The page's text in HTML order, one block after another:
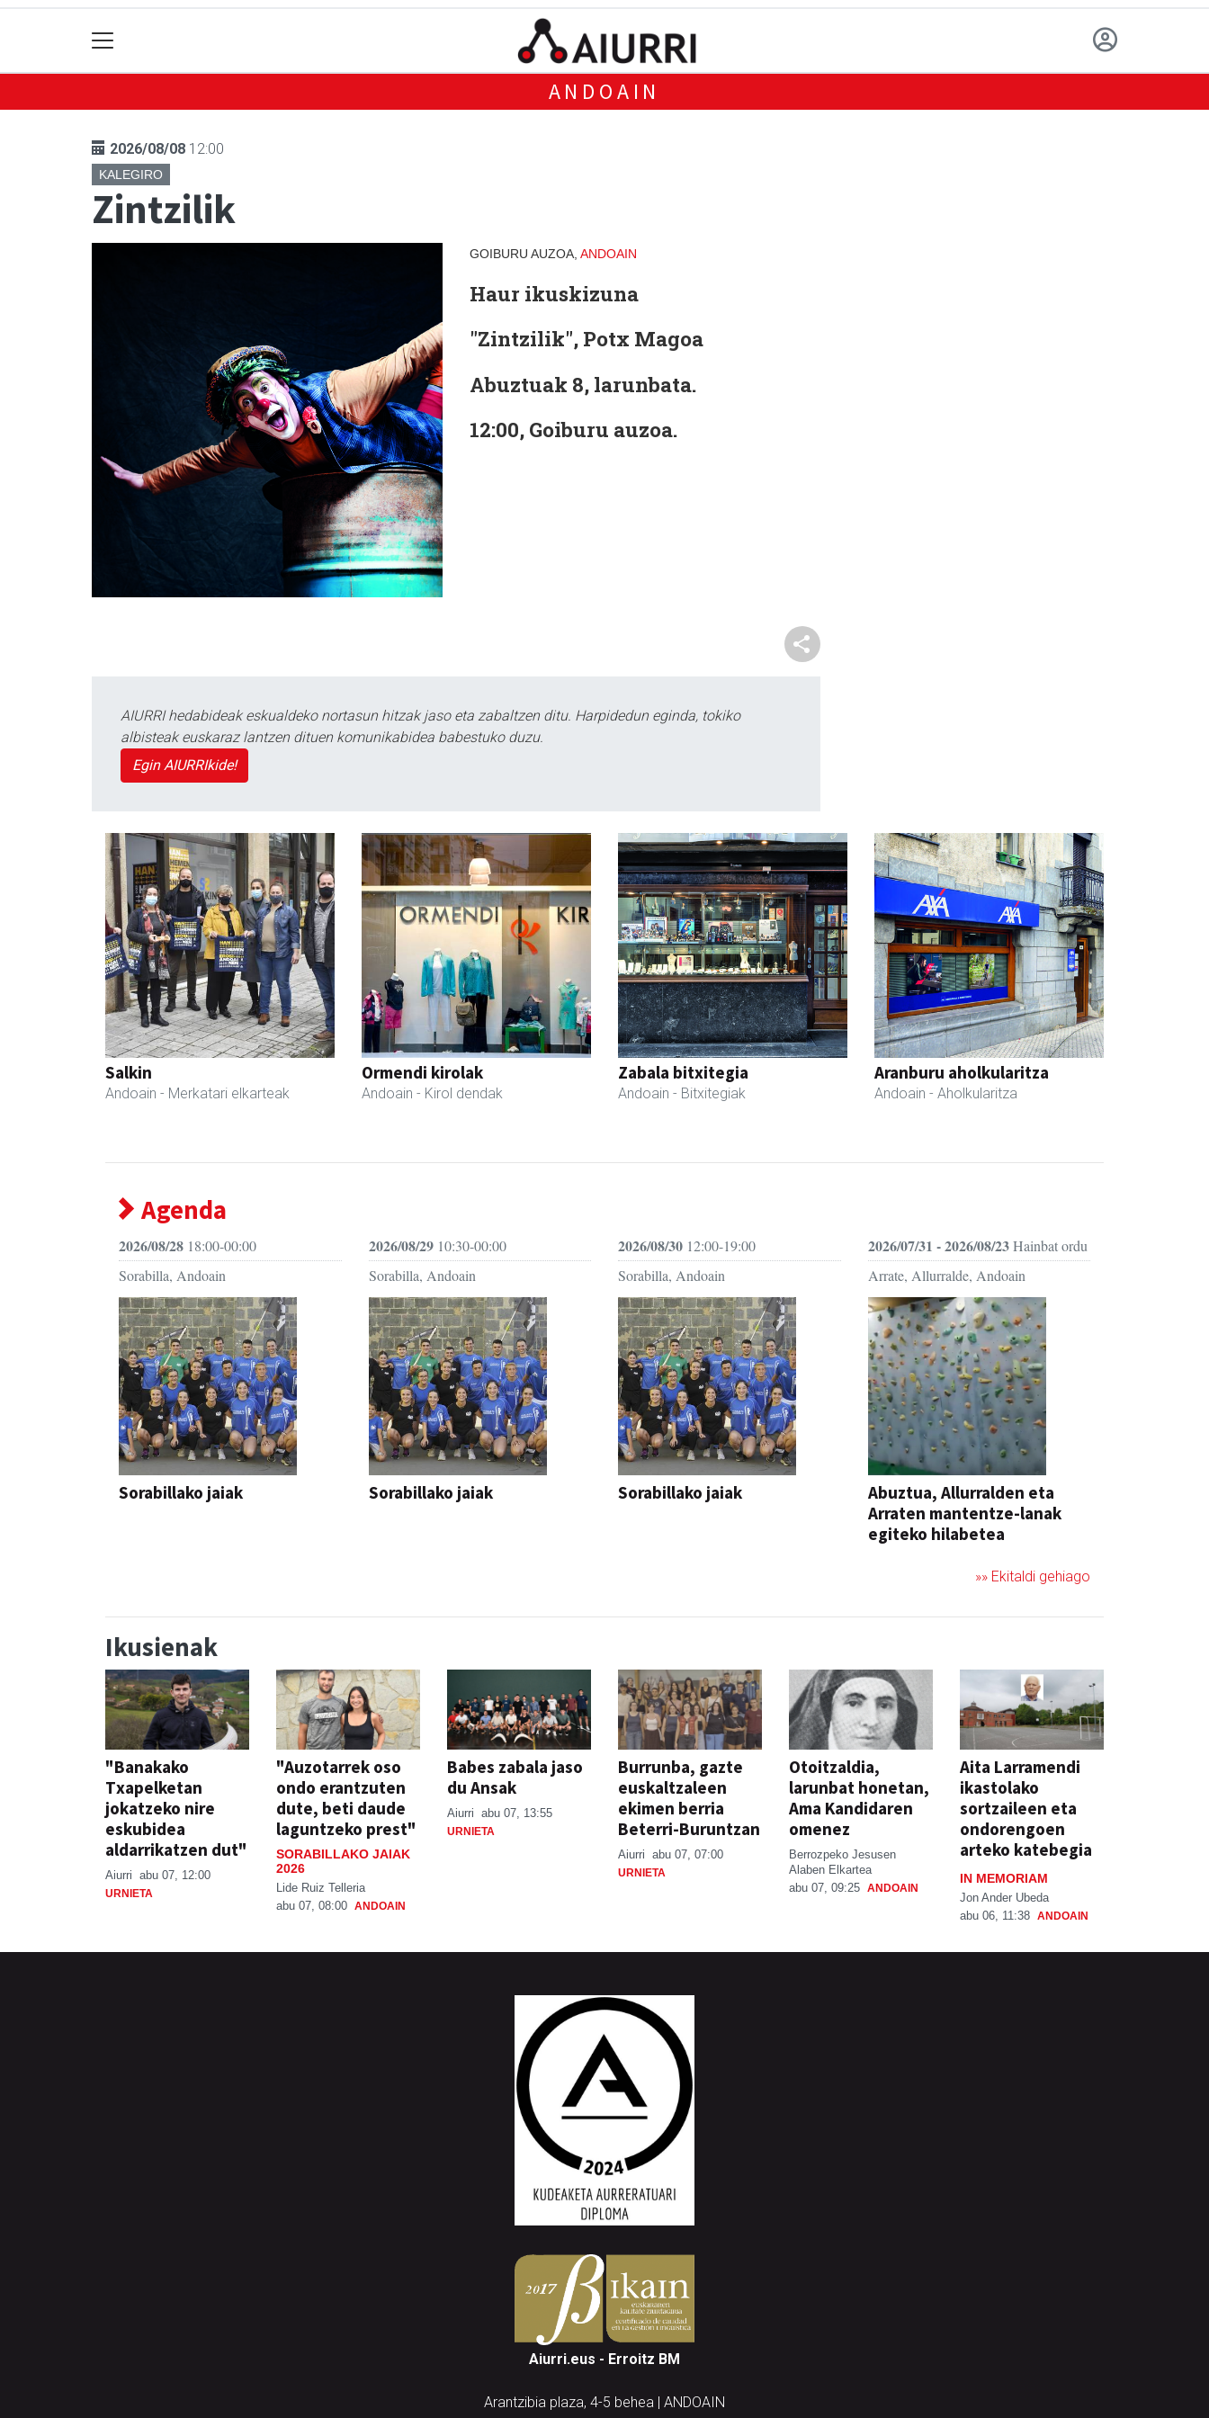
ANDOAIN
2026/08/08 12:00
KALEGIRO
Zintzilik
GOIBURU AUZOA, ANDOAIN
Haur ikuskizuna
"Zintzilik", Potx Magoa
Abuztuak 8, larunbata.
12:00, Goiburu auzoa.
AIURRI hedabideak eskualdeko nortasun hitzak jaso eta zabaltzen ditu. Harpidedun eginda, tokiko
albisteak euskaraz lantzen dituen komunikabidea babestuko duzu.
Egin AIURRIkide!
Salkin
Andoain - Merkatari elkarteak
Ormendi kirolak
Andoain - Kirol dendak
Zabala bitxitegia
Andoain - Bitxitegiak
Aranburu aholkularitza
Andoain - Aholkularitza
Agenda
2026/08/28 18:00-00:00
Sorabilla, Andoain
Sorabillako jaiak
2026/08/2910:30-00:00
Sorabilla, Andoain
Sorabillako jaiak
2026/08/30 12:00-19:00
Sorabilla, Andoain
Sorabillako jaiak
2026/07/31 - 2026/08/23Hainbat ordu
Arrate, Allurralde, Andoain
Abuztua, Allurralden eta
Arraten mantentze-lanak
egiteko hilabetea
»» Ekitaldi gehiago
Ikusienak
"Banakako
Txapelketan
jokatzeko nire
eskubidea
aldarrikatzen dut"
Aiurri abu 07, 12:00
URNIETA
"Auzotarrek oso
ondo erantzuten
dute, beti daude
laguntzeko prest"
SORABILLAKO JAIAK
2026
Lide Ruiz Telleria
abu 07, 08:00 ANDOAIN
Babes zabala jaso
du Ansak
Aiurri abu 07, 13:55
URNIETA
Burrunba, gazte
euskaltzaleen
ekimen berria
Beterri-Buruntzan
Aiurri abu 07, 07:00
URNIETA
Otoitzaldia,
larunbat honetan,
Ama Kandidaren
omenez
Berrozpeko Jesusen
Alaben Elkartea
abu 07, 09:25 ANDOAIN
Aita Larramendi
ikastolako
sortzaileen eta
ondorengoen
arteko katebegia
IN MEMORIAM
Jon Ander Ubeda
abu 06, 11:38 ANDOAIN
Aiurri.eus - Erroitz BM
Arantzibia plaza, 4-5 behea | ANDOAIN